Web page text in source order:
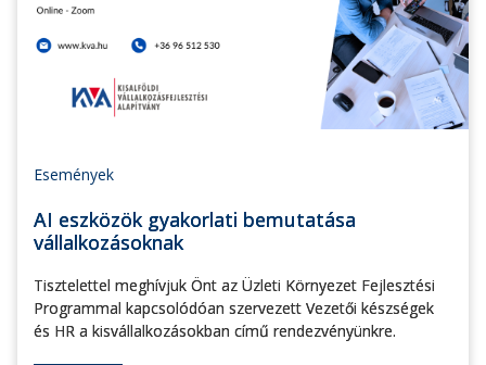
Események
AI eszközök gyakorlati bemutatása
vállalkozásoknak
Tisztelettel meghívjuk Önt az Üzleti Környezet Fejlesztési
Programmal kapcsolódóan szervezett Vezetői készségek
és HR a kisvállalkozásokban című rendezvényünkre.